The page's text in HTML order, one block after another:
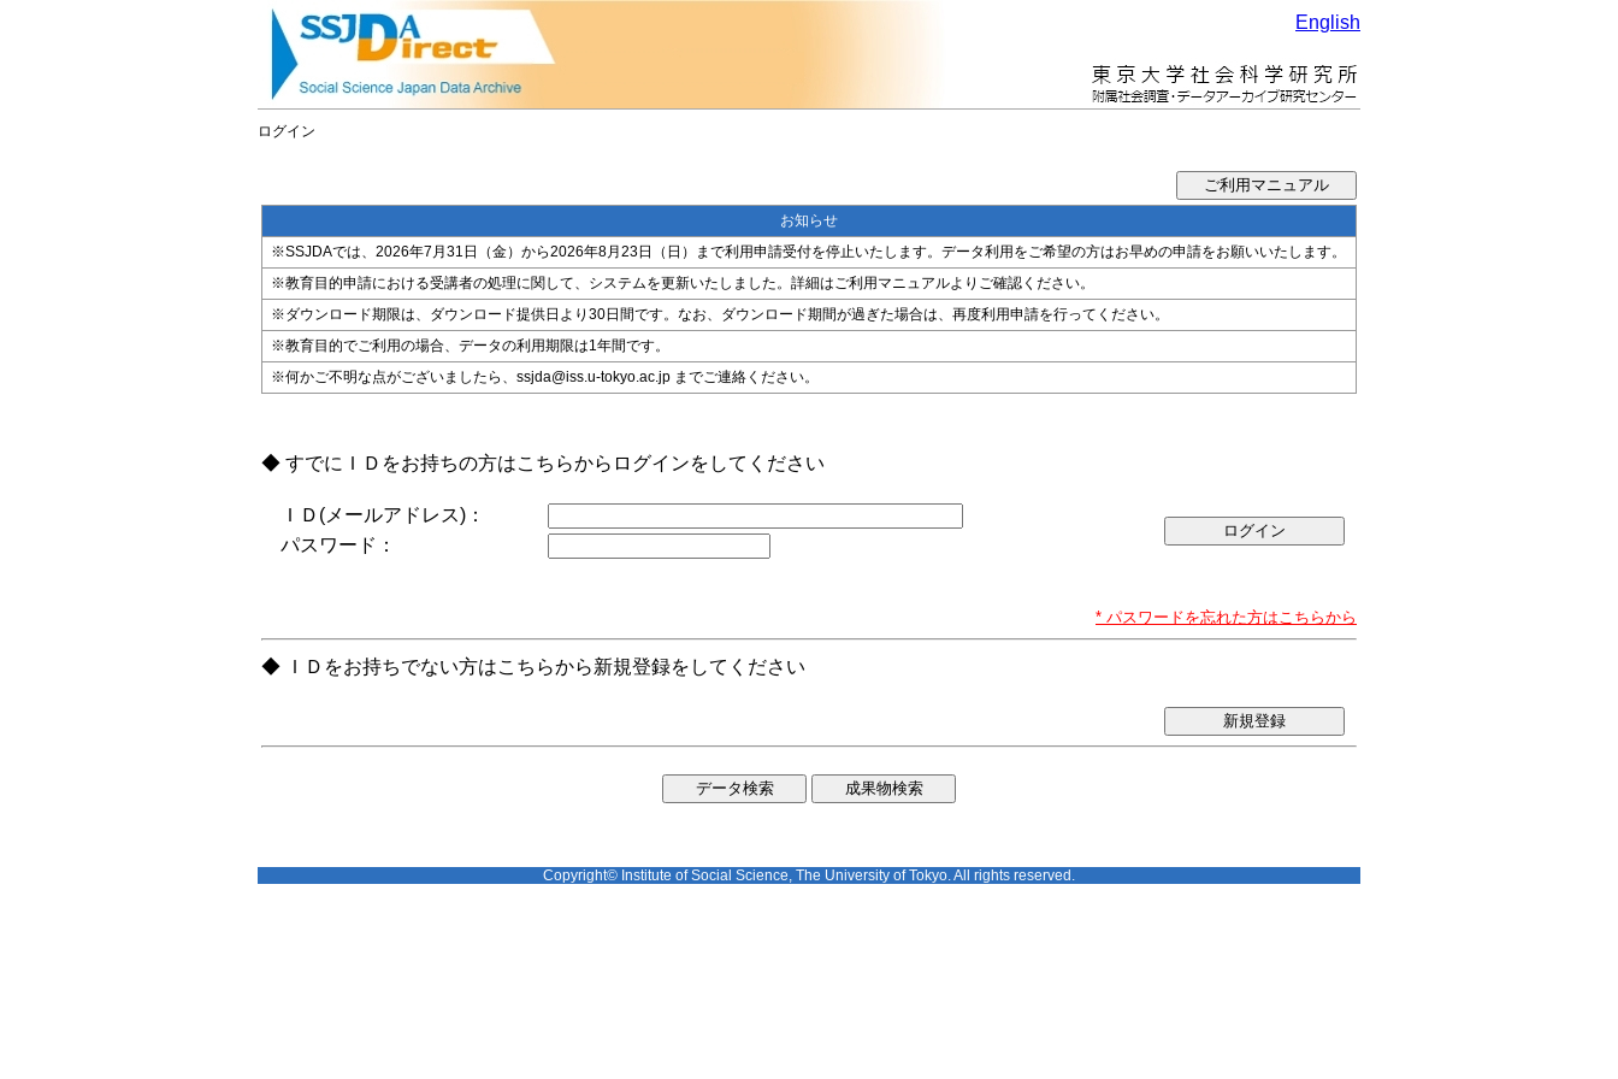
English
ログイン
お知らせ
※SSJDAでは、2026年7月31日（金）から2026年8月23日（日）まで利用申請受付を停止いたします。データ利用をご希望の方はお早めの申請をお願いいたします。
※教育目的申請における受講者の処理に関して、システムを更新いたしました。詳細はご利用マニュアルよりご確認ください。
※ダウンロード期限は、ダウンロード提供日より30日間です。なお、ダウンロード期間が過ぎた場合は、再度利用申請を行ってください。
※教育目的でご利用の場合、データの利用期限は1年間です。
※何かご不明な点がございましたら、ssjda@iss.u-tokyo.ac.jp までご連絡ください。
◆ すでにＩＤをお持ちの方はこちらからログインをしてください
ＩＤ(メールアドレス)：
パスワード：
* パスワードを忘れた方はこちらから
◆ ＩＤをお持ちでない方はこちらから新規登録をしてください
新規登録
Copyright© Institute of Social Science, The University of Tokyo. All rights reserved.